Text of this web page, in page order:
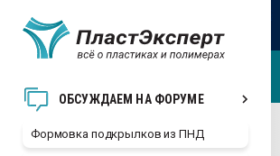
ОБСУЖДАЕМ НА ФОРУМЕ
Формовка подкрылков из ПНД